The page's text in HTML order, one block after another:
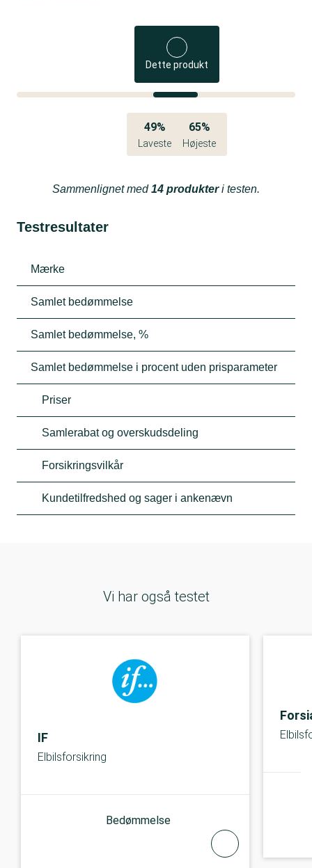
Dette produkt
49%
Laveste
65%
Højeste
Sammenlignet med14 produkteri testen.
Testresultater
Mærke
Samlet bedømmelse
Samlet bedømmelse, %
Samlet bedømmelse i procent uden prisparameter
Priser
Samlerabat og overskudsdeling
Forsikringsvilkår
Kundetilfredshed og sager i ankenævn
Vi har også testet
IF
Elbilsforsikring
Bedømmelse